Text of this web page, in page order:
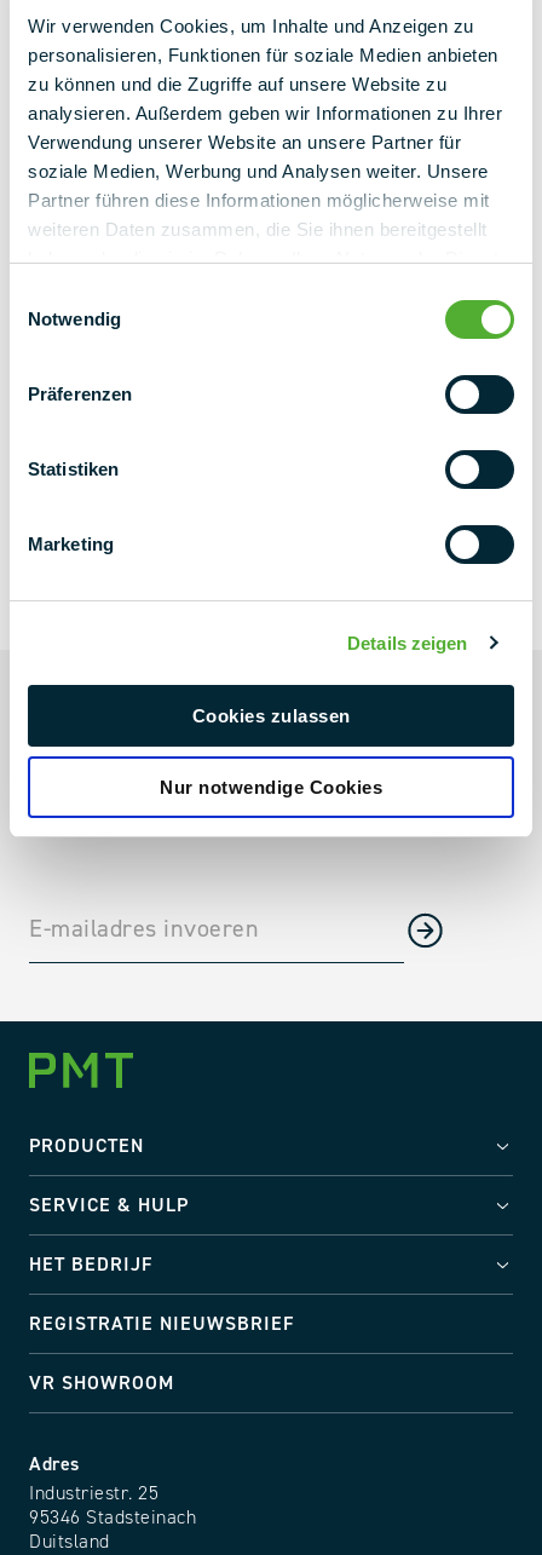
Wir verwenden Cookies, um Inhalte und Anzeigen zu
personalisieren, Funktionen für soziale Medien anbieten
zu können und die Zugriffe auf unsere Website zu
analysieren. Außerdem geben wir Informationen zu Ihrer
Verwendung unserer Website an unsere Partner für
soziale Medien, Werbung und Analysen weiter. Unsere
Partner führen diese Informationen möglicherweise mit
weiteren Daten zusammen, die Sie ihnen bereitgestellt
haben oder die sie im Rahmen Ihrer Nutzung der Dienste
Notwendig
Präferenzen
Statistiken
Marketing
Details zeigen
Cookies zulassen
Nur notwendige Cookies
terug naar overzicht
Altijd up-to-date
Lopende projecten & projectnieuws
Industrietrends direct in je inbox
Bedrijfsnieuws, beurzen en nog veel meer
Adres
Industriestr. 25
95346 Stadsteinach
Duitsland
PRODUCTEN
SERVICE & HULP
HET BEDRIJF
REGISTRATIE NIEUWSBRIEF
VR SHOWROOM